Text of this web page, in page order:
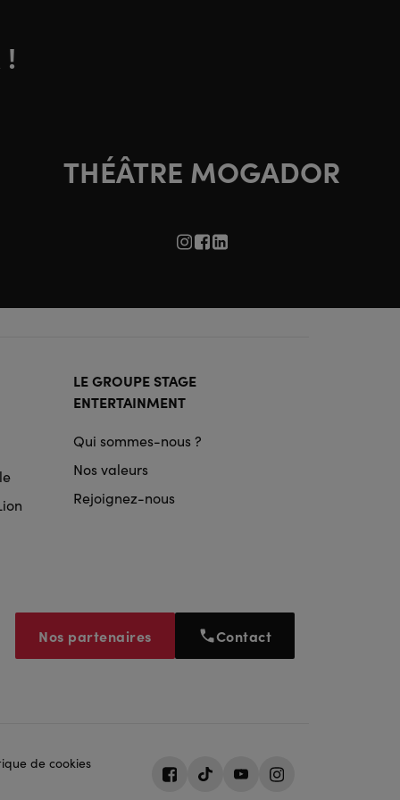
THÉÂTRE MOGADOR
LE GROUPE STAGE
ENTERTAINMENT
Qui sommes-nous ?
Nos valeurs
Rejoignez-nous
Nos partenaires Contact
de cookies
FacebookTiktokYoutubeInstagram